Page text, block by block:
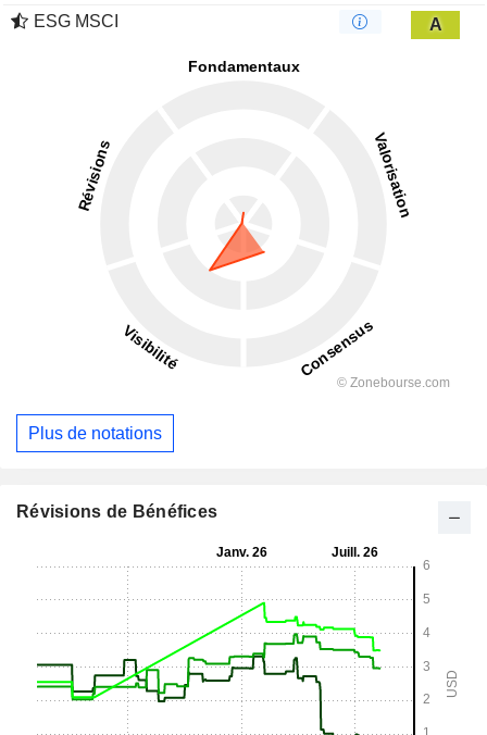
ESG MSCI
A
Plus de notations
Révisions de Bénéfices